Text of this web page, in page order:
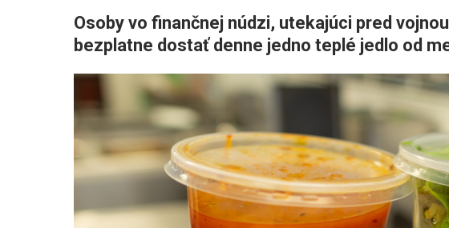
Osoby vo finančnej núdzi, utekajúci pred
bezplatne dostať denne jedno teplé jedlo od